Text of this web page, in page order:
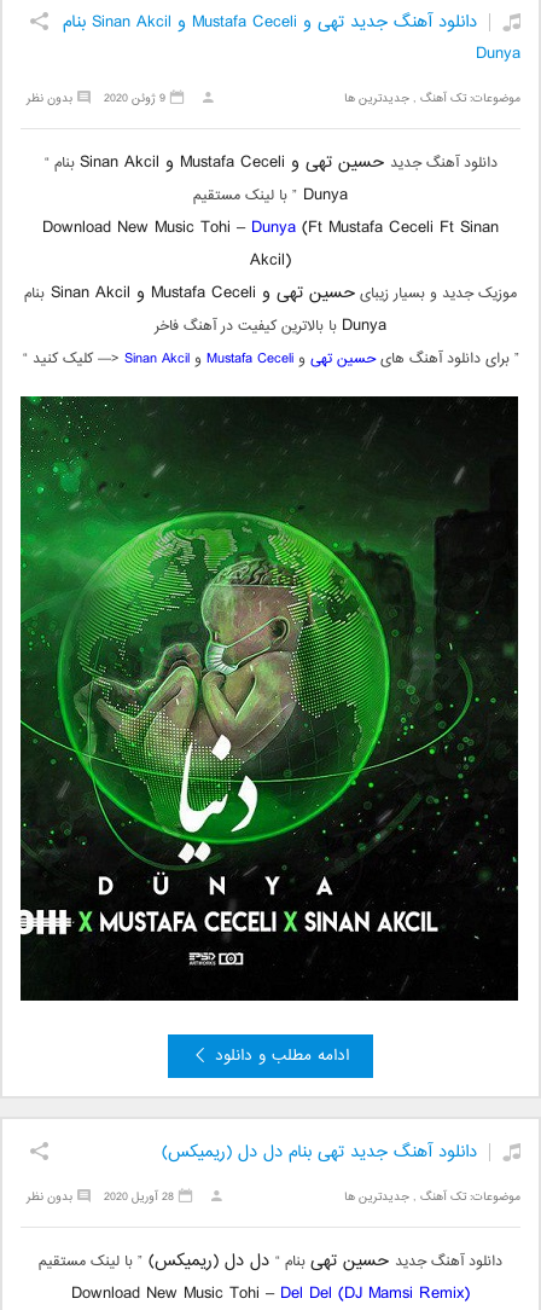
دانلود آهنگ جدید تهی و Mustafa Ceceli و Sinan Akcil بنام
Dunya
موضوعات:تک آهنگ ,جدیدترین ها بدون نظر 9 ژوئن 2020
دانلود آهنگ جدید حسین تهی و Mustafa Ceceli و Sinan Akcil بنام “
Dunya ” با لینک مستقیم
Download New Music Tohi – Dunya (Ft Mustafa Ceceli Ft Sinan
Akcil)
موزیک جدید و بسیار زیبایحسین تهی و Mustafa Ceceli و Sinan Akcil بنام
Dunya با بالاترین کیفیت در آهنگ فاخر
” برای دانلود آهنگ هایحسین تهی وMustafa Ceceli وSinan Akcil <— کلیک کنید “
ادامه مطلب و دانلود
دانلود آهنگ جدید تهی بنام دل دل (ریمیکس)
موضوعات:تک آهنگ ,جدیدترین ها بدون نظر 28 آوریل 2020
دانلود آهنگ جدید حسین تهیبنام “ دل دل (ریمیکس) ” با لینک مستقیم
Download New Music Tohi – Del Del (DJ Mamsi Remix)